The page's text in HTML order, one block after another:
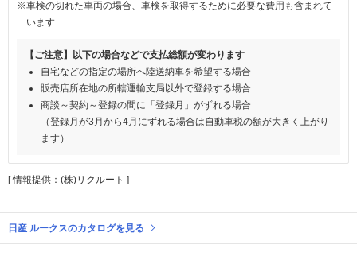
※車検の切れた車両の場合、車検を取得するために必要な費用も含まれて
います
【ご注意】以下の場合などで支払総額が変わります
自宅などの指定の場所へ陸送納車を希望する場合
販売店所在地の所轄運輸支局以外で登録する場合
商談～契約～登録の間に「登録月」がずれる場合
（登録月が3月から4月にずれる場合は自動車税の額が大きく上がり
ます）
[ 情報提供：(株)リクルート ]
日産 ルークスのカタログを見る